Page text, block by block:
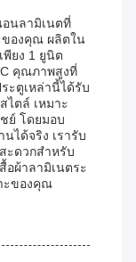
อนลามิเนตที่
ของคุณ ผลิตใน
ยง 1 ยูนิต
คุณภาพสูงที่
ตูเหล่านี้ได้รับ
ไตล์ เหมาะ
ย์ โดยมอบ
ได้จริง เรารับ
ะดวกสำหรับ
ผ้าลามิเนตระ
ะของคุณ